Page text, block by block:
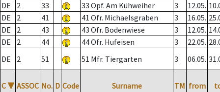
DE
2 33 33 Opf. Am Kühweiher 3 12.05.
DE
2 41 41 Ofr. Michaelsgraben 3 16.05.
DE
2 43 43 Ofr. Bodenwiese 3 12.05.
DE
2 44 44 Ofr. Hufeisen 3 22.05.
DE
2 51 51 Mfr. Tiergarten 3 06.05.
C ▼ ASSOC No. D Code Surname TM from